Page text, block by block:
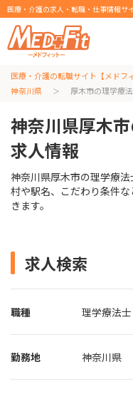
医療・介護の求人・転職・仕事情報サ
医療・介護の転職サイト【メドフ
神奈川県
厚木市の理学療
神奈川県厚木
求人情報
神奈川県厚木市の理学療
村や駅名、こだわり条件
きます。
求人検索
職種 理学療法士
勤務地 神奈川県